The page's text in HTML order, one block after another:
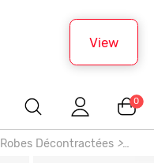
View
0
Robes Décontractées >